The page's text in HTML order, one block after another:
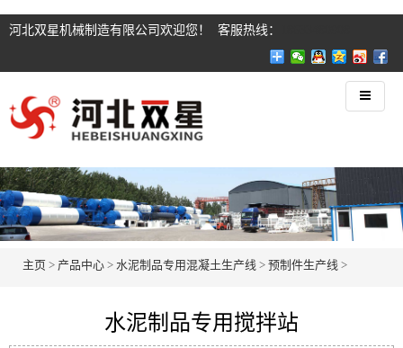
河北双星机械制造有限公司欢迎您！ 客服热线：
主页 > 产品中心 > 水泥制品专用混凝土生产线 > 预制件生产线 >
水泥制品专用搅拌站